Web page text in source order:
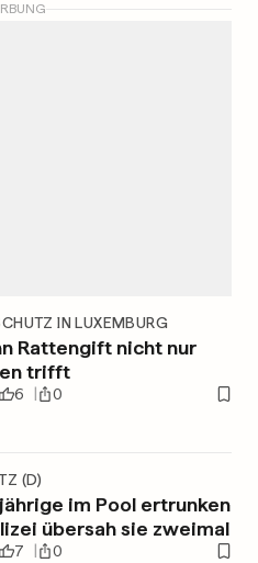
IN LUXEMBURG
Rattengift nicht nur
trifft
6 0
(D)
im Pool ertrunken
übersah sie zweimal
7 0